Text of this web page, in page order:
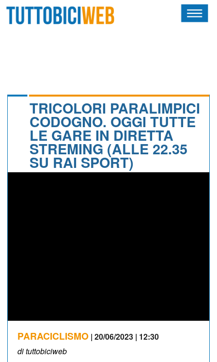
CALENDARIO
ALBI D'ORO
TRICOLORI PARALIMPICI
CODOGNO. OGGI TUTTE
LE GARE IN DIRETTA
STREMING (ALLE 22.35
SU RAI SPORT)
PARACICLISMO | 20/06/2023 | 12:30
di tuttobiciweb